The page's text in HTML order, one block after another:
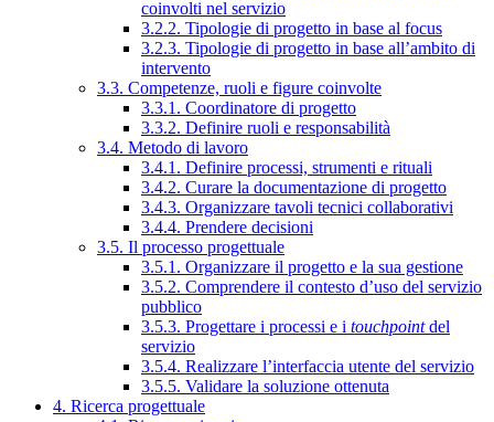
coinvolti nel servizio
3.2.2. Tipologie di progetto in base al focus
3.2.3. Tipologie di progetto in base all’ambito di
intervento
3.3. Competenze, ruoli e figure coinvolte
3.3.1. Coordinatore di progetto
3.3.2. Definire ruoli e responsabilità
3.4. Metodo di lavoro
3.4.1. Definire processi, strumenti e rituali
3.4.2. Curare la documentazione di progetto
3.4.3. Organizzare tavoli tecnici collaborativi
3.4.4. Prendere decisioni
3.5. Il processo progettuale
3.5.1. Organizzare il progetto e la sua gestione
3.5.2. Comprendere il contesto d’uso del servizio
pubblico
3.5.3. Progettare i processi e i touchpointdel
servizio
3.5.4. Realizzare l’interfaccia utente del servizio
3.5.5. Validare la soluzione ottenuta
4. Ricerca progettuale